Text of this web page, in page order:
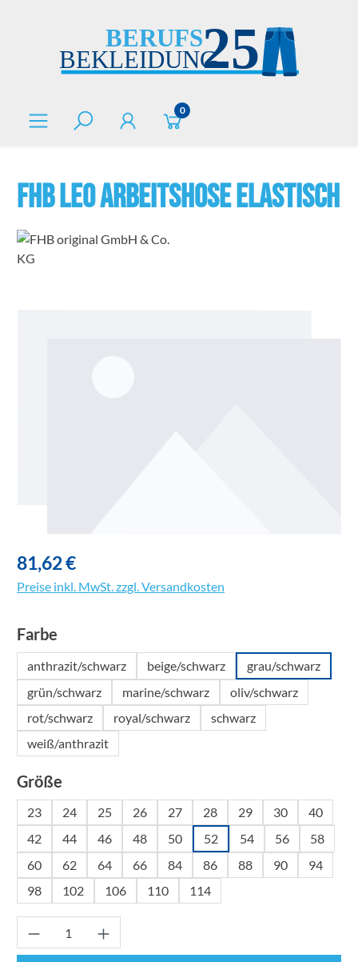
0
FHB LEO Arbeitshose elastisch
81,62 €
Preise inkl. MwSt. zzgl. Versandkosten
Farbe
anthrazit/schwarz beige/schwarz
grau/schwarz
grün/schwarz
marine/schwarz
oliv/schwarz
rot/schwarz
royal/schwarz
schwarz
weiß/anthrazit
Größe
23 24 25 26 27 28 29 30
40
42
44 46 48 50 52 54 56
58
60
62 64 66 84 86 88 90
94
98
102 106 110 114
Produkt Anzahl: Gib den gewünschten